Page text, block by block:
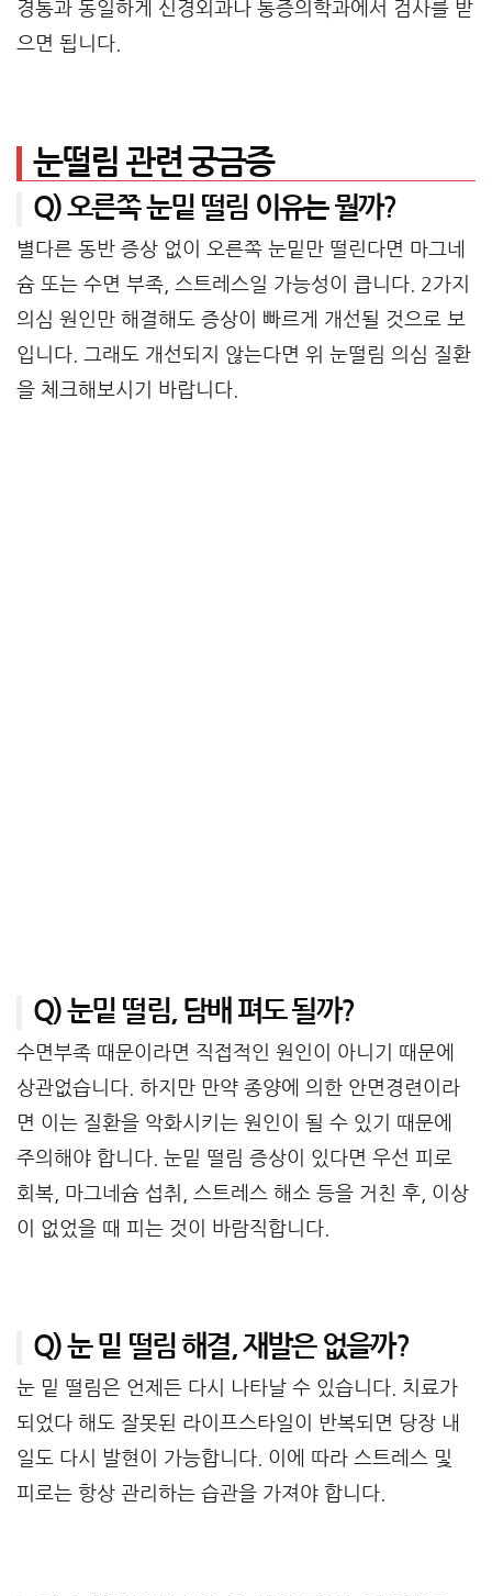
경통과 동일하게 신경외과나 통증의학과에서 검사를 받
으면 됩니다.
눈떨림 관련 궁금증
Q) 오른쪽 눈밑 떨림 이유는 뭘까?
별다른 동반 증상 없이 오른쪽 눈밑만 떨린다면 마그네
슘 또는 수면 부족, 스트레스일 가능성이 큽니다. 2가지
의심 원인만 해결해도 증상이 빠르게 개선될 것으로 보
입니다. 그래도 개선되지 않는다면 위 눈떨림 의심 질환
을 체크해보시기 바랍니다.
Q) 눈밑 떨림, 담배 펴도 될까?
수면부족 때문이라면 직접적인 원인이 아니기 때문에
상관없습니다. 하지만 만약 종양에 의한 안면경련이라
면 이는 질환을 악화시키는 원인이 될 수 있기 때문에
주의해야 합니다. 눈밑 떨림 증상이 있다면 우선 피로
회복, 마그네슘 섭취, 스트레스 해소 등을 거친 후, 이상
이 없었을 때 피는 것이 바람직합니다.
Q) 눈 밑 떨림 해결, 재발은 없을까?
눈 밑 떨림은 언제든 다시 나타날 수 있습니다. 치료가
되었다 해도 잘못된 라이프스타일이 반복되면 당장 내
일도 다시 발현이 가능합니다. 이에 따라 스트레스 및
피로는 항상 관리하는 습관을 가져야 합니다.